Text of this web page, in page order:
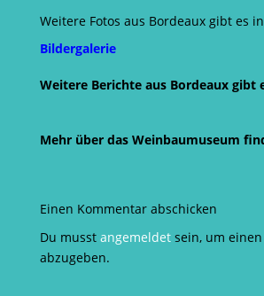
Weitere Fotos aus Bordeaux gibt es
Bildergalerie
Weitere Berichte aus Bordeaux gibt
Mehr über das Weinbaumuseum
Einen Kommentar abschicken
Du musst angemeldetsein, um
abzugeben.